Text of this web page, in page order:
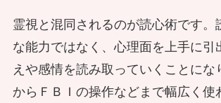
現役イタコが経験した実話の
SNSで起こった心霊現象！
の上がるお札の嘘が生んだ事
霊感で見守る哲君と長谷川家
ご縁
個人でやってる電話占いの体
手とどっちがいいの？
からの相談
霊視と混同されるのが読心術です。
な能力ではなく、心理面を上手に引
えや感情を読み取っていくことにな
からＦＢＩの操作などまで幅広く使